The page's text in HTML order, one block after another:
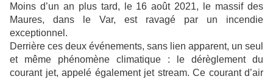
Moins d’un an plus tard, le 16 août 2021, le massif des
Maures, dans le Var, est ravagé par un incendie
exceptionnel.
Derrière ces deux événements, sans lien apparent, un seul
et même phénomène climatique : le dérèglement du
courant jet, appelé également jet stream. Ce courant d’air